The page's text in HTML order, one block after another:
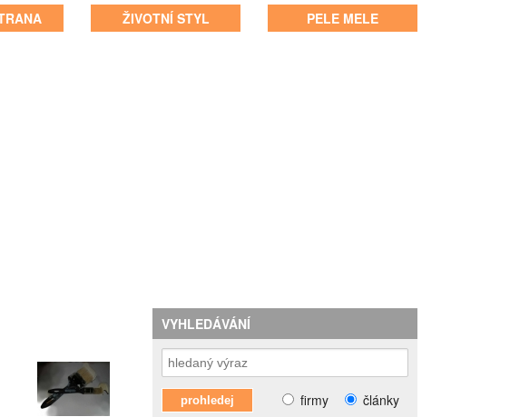
ŽIVOTNÍ STYL PELE MELE
VYHLEDÁVÁNÍ
články
firmy